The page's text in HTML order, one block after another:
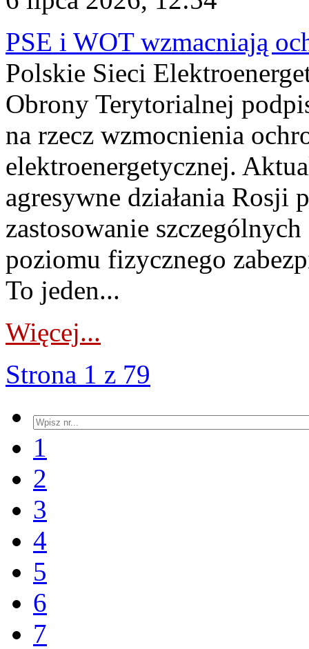
PSE i WOT wzmacniają
Polskie Sieci
Obrony Terytorialnej
na rzecz wzmocnienia
elektroenergetycznej.
agresywne działania Rosji
zastosowanie
poziomu fizycznego
To jeden...
Więcej...
Strona 1 z 79
1
2
3
4
5
6
7